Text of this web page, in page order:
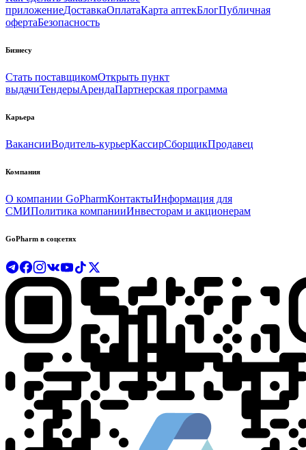
приложениеДоставкаОплатаКарта аптекБлогПубличная
офертаБезопасность
Бизнесу
Стать поставщикомОткрыть пункт
выдачиТендерыАрендаПартнерская программа
Карьера
ВакансииВодитель-курьерКассирСборщикПродавец
Компания
О компании GoPharmКонтактыИнформация для
СМИПолитика компанииИнвесторам и акционерам
GoPharm в соцсетях